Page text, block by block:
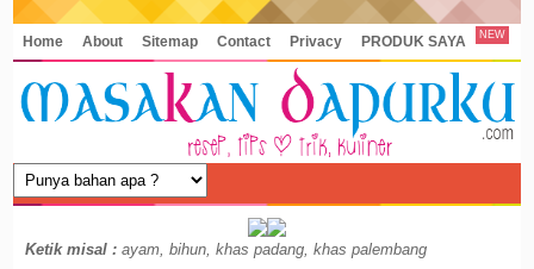
Home About Sitemap Contact Privacy PRODUK SAYA NEW
Ketik misal : ayam, bihun, khas padang, khas palembang